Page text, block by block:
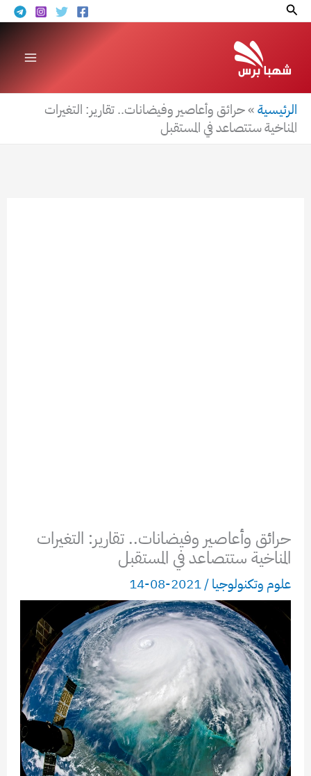
تخطيالبحث
الرئيسية»حرائق وأعاصير وفيضانات.. تقارير: التغيرات
المناخية ستتصاعد في المستقبل
حرائق وأعاصير وفيضانات.. تقارير: التغيرات
المناخية ستتصاعد في المستقبل
علوم وتكنولوجيا/
2021-08-14